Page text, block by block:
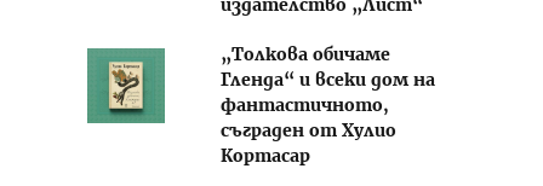
издателство „Лист“
„Толкова обичаме
Гленда“ и всеки дом на
фантастичното,
съграден от Хулио
Кортасар